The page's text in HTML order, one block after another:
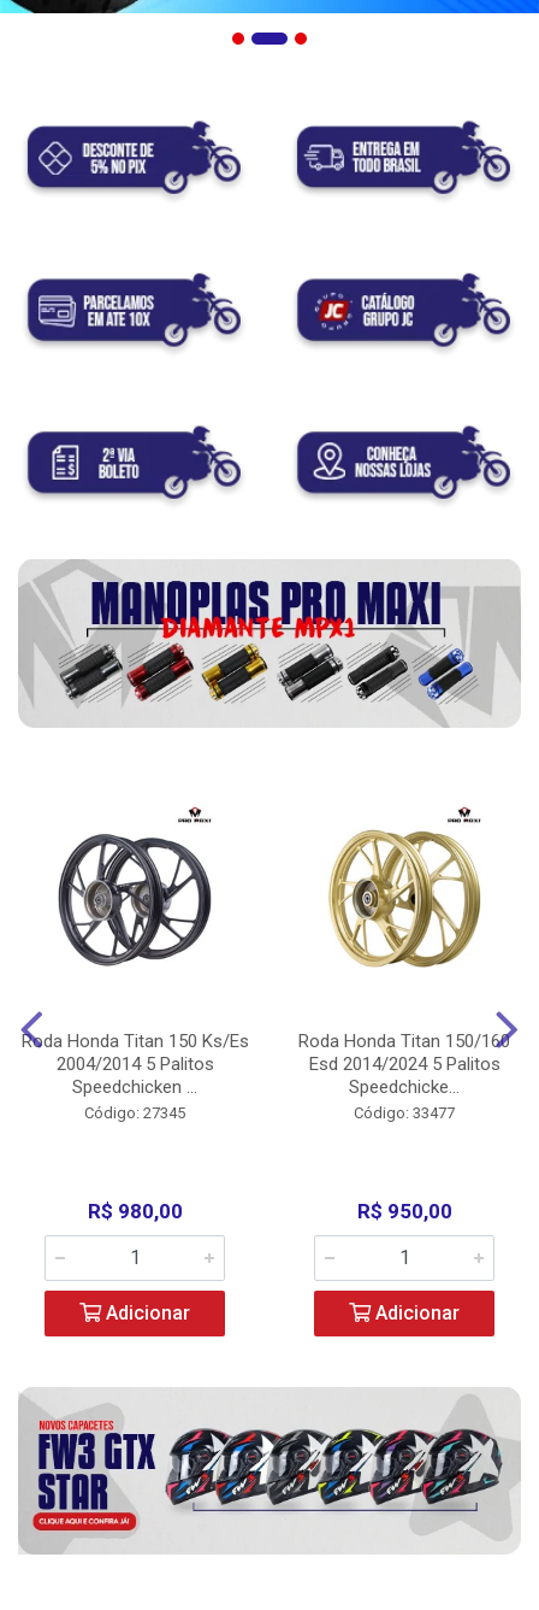
Roda Honda Titan 150 Ks/Es
2004/2014 5 Palitos
Speedchicken ...
Código: 27345
R$ 980,00
Adicionar
Roda Honda Titan 150/160
Esd 2014/2024 5 Palitos
Speedchicke...
Código: 33477
R$ 950,00
Adicionar